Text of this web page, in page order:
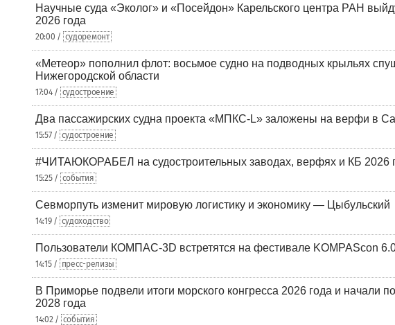
Научные суда «Эколог» и «Посейдон» Карельского центра РАН
2026 года
20:00 / судоремонт
«Метеор» пополнил флот: восьмое судно на подводных крыльях
Нижегородской области
17:04 / судостроение
Два пассажирских судна проекта «МПКС-L» заложены на верфи в
15:57 / судостроение
#ЧИТАЮКОРАБЕЛ на судостроительных заводах, верфях и КБ 2026
15:25 / события
Севморпуть изменит мировую логистику и экономику — Цыбульский
14:19 / судоходство
Пользователи КОМПАС-3D встретятся на фестивале KOMPAScon
14:15 / пресс-релизы
В Приморье подвели итоги морского конгресса 2026 года и начали
2028 года
14:02 / события